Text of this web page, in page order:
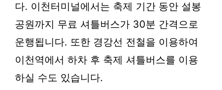
다. 이천터미널에서는 축제 기간 동안 설봉
공원까지 무료 셔틀버스가 30분 간격으로
운행됩니다. 또한 경강선 전철을 이용하여
이천역에서 하차 후 축제 셔틀버스를 이용
하실 수도 있습니다.